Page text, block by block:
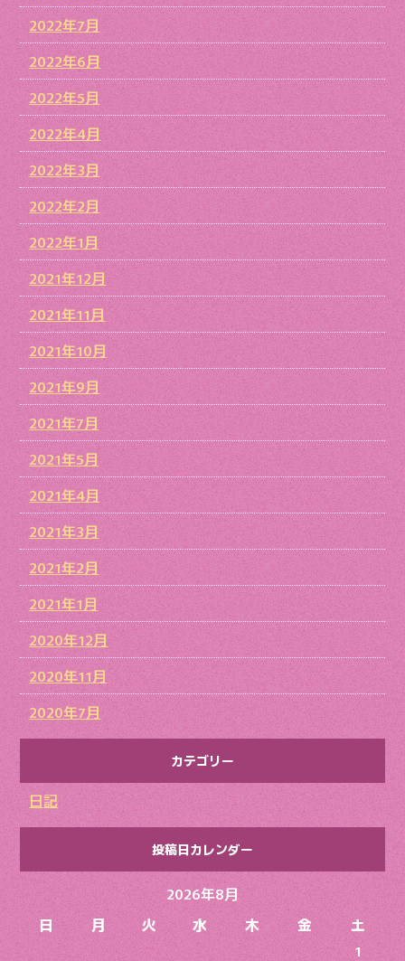
2022年7月
2022年6月
2022年5月
2022年4月
2022年3月
2022年2月
2022年1月
2021年12月
2021年11月
2021年10月
2021年9月
2021年7月
2021年5月
2021年4月
2021年3月
2021年2月
2021年1月
2020年12月
2020年11月
2020年7月
カテゴリー
日記
投稿日カレンダー
2026年8月
日
月 火 水 木 金
土
1